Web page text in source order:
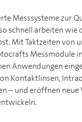
Messsysteme zur
schnell arbeiten wie
Mit Taktzeiten von
Messmodule
Anwendungen
Kontaktlinsen,
– und eröffnen neue